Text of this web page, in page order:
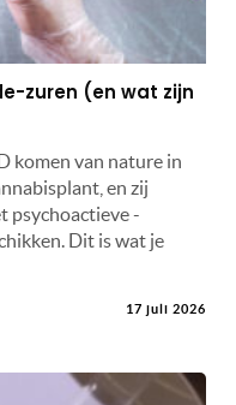
zuren (en wat zijn
komen van nature in
en zij
psychoactieve -
Dit is wat je
17 juli 2026